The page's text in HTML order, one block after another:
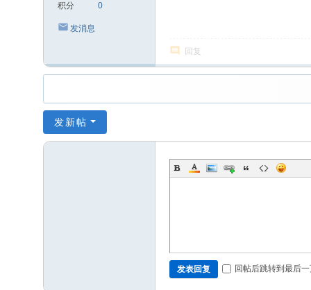
积分 0
发消息
回复
发新帖
发表回复 回帖后跳转到最后